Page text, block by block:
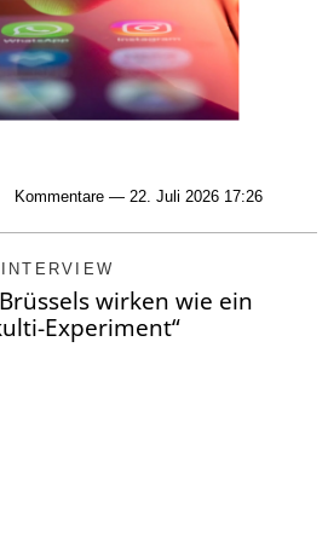
Kommentare — 22. Juli 2026 17:26
INTERVIEW
wirken wie ein
Experiment“